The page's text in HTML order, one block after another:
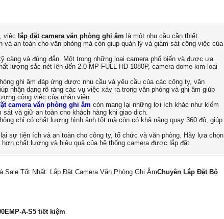
việc lắp đặt camera văn phòng ghi âm là một nhu cầu cần thiết.
và an toàn cho văn phòng mà còn giúp quản lý và giám sát công việc của
càng và đúng đắn. Một trong những loại camera phổ biến và được ưa
lượng sắc nét lên đến 2.0 MP FULL HD 1080P, camera dome kim loại
ghi âm đáp ứng được nhu cầu và yêu cầu của các công ty, văn
nhận dạng rõ ràng các vụ việc xảy ra trong văn phòng và ghi âm giúp
công việc của nhân viên.
camera văn phòng ghi âm còn mang lại những lợi ích khác như kiểm
và giữ an toàn cho khách hàng khi giao dịch.
chỉ có chất lượng hình ảnh tốt mà còn có khả năng quay 360 độ, giúp
sự tiện ích và an toàn cho công ty, tổ chức và văn phòng. Hãy lựa chọn
chất lượng và hiệu quả của hệ thống camera được lắp đặt.
Sale Tốt Nhất: Lắp Đặt Camera Văn Phòng Ghi ÂmChuyên Lắp Đặt Bộ
A-S5 tiết kiệm